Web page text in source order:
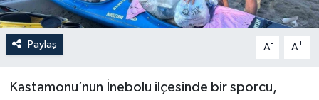
Paylaş A- A+
Kastamonu’nun İnebolu ilçesinde bir sporcu,